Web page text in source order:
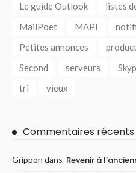
Le guide Outlook
listes
MailPoet
MAPI
Petites annonces
Second
serveurs
tri
vieux
Commentaires récents
Grippon dans Revenir à